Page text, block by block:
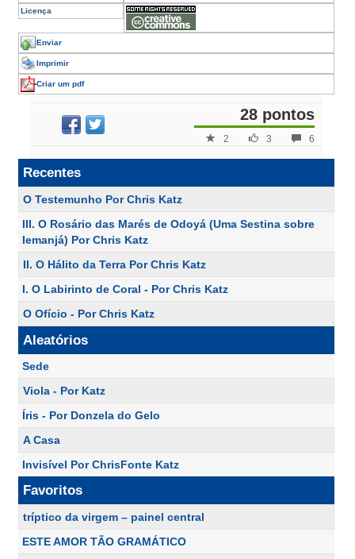
Licença
Enviar
Imprimir
Criar um pdf
28 pontos
6
3
2
Recentes
O Testemunho Por Chris Katz
III. O Rosário das Marés de Odoyá (Uma Sestina sobre
Iemanjá) Por Chris Katz
II. O Hálito da Terra Por Chris Katz
I. O Labirinto de Coral - Por Chris Katz
O Ofício - Por Chris Katz
Aleatórios
Sede
Viola - Por Katz
Íris - Por Donzela do Gelo
A Casa
Invisível Por ChrisFonte Katz
Favoritos
tríptico da virgem – painel central
ESTE AMOR TÃO GRAMÁTICO